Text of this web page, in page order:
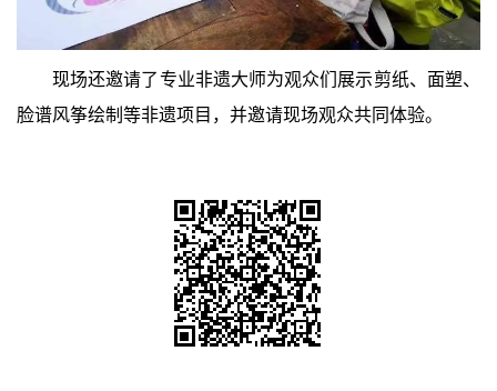
现场还邀请了专业非遗大师为观众们展示剪纸、面塑、
脸谱风筝绘制等非遗项目，并邀请现场观众共同体验。